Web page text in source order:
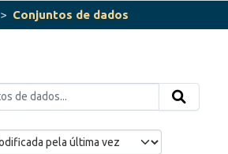
Conjuntos de dados